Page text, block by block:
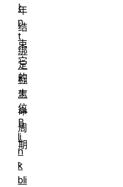
年
结
束
它
的
生
命
周
期
。
I
n
t
绑
定
标
志
位
B
li
n
k
bli